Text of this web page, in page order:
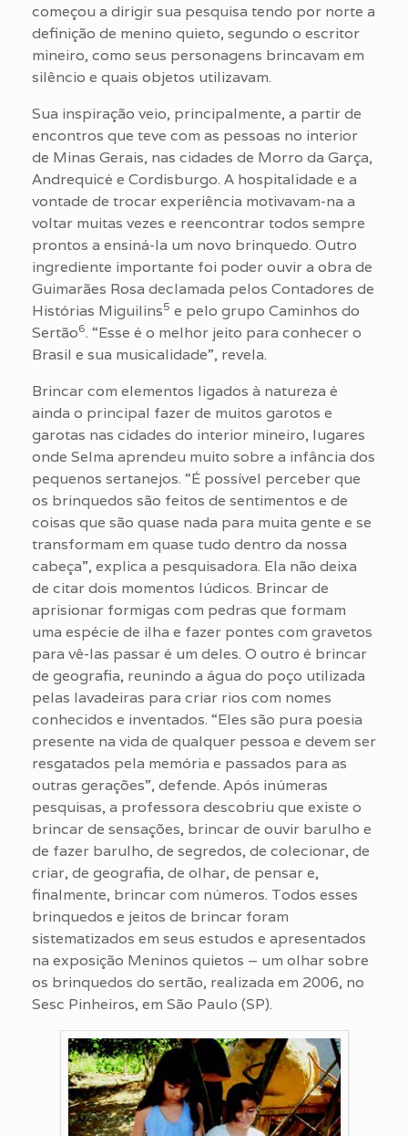
começou a dirigir sua pesquisa tendo por norte a
definição de menino quieto, segundo o escritor
mineiro, como seus personagens brincavam em
silêncio e quais objetos utilizavam.
Sua inspiração veio, principalmente, a partir de
encontros que teve com as pessoas no interior
de Minas Gerais, nas cidades de Morro da Garça,
Andrequicé e Cordisburgo. A hospitalidade e a
vontade de trocar experiência motivavam-na a
voltar muitas vezes e reencontrar todos sempre
prontos a ensiná-la um novo brinquedo. Outro
ingrediente importante foi poder ouvir a obra de
Guimarães Rosa declamada pelos Contadores de
Histórias Miguilins5 e pelo grupo Caminhos do
Sertão6. “Esse é o melhor jeito para conhecer o
Brasil e sua musicalidade”, revela.
Brincar com elementos ligados à natureza é
ainda o principal fazer de muitos garotos e
garotas nas cidades do interior mineiro, lugares
onde Selma aprendeu muito sobre a infância dos
pequenos sertanejos. “É possível perceber que
os brinquedos são feitos de sentimentos e de
coisas que são quase nada para muita gente e se
transformam em quase tudo dentro da nossa
cabeça”, explica a pesquisadora. Ela não deixa
de citar dois momentos lúdicos. Brincar de
aprisionar formigas com pedras que formam
uma espécie de ilha e fazer pontes com gravetos
para vê-las passar é um deles. O outro é brincar
de geografia, reunindo a água do poço utilizada
pelas lavadeiras para criar rios com nomes
conhecidos e inventados. “Eles são pura poesia
presente na vida de qualquer pessoa e devem ser
resgatados pela memória e passados para as
outras gerações”, defende. Após inúmeras
pesquisas, a professora descobriu que existe o
brincar de sensações, brincar de ouvir barulho e
de fazer barulho, de segredos, de colecionar, de
criar, de geografia, de olhar, de pensar e,
finalmente, brincar com números. Todos esses
brinquedos e jeitos de brincar foram
sistematizados em seus estudos e apresentados
na exposição Meninos quietos – um olhar sobre
os brinquedos do sertão, realizada em 2006, no
Sesc Pinheiros, em São Paulo (SP).